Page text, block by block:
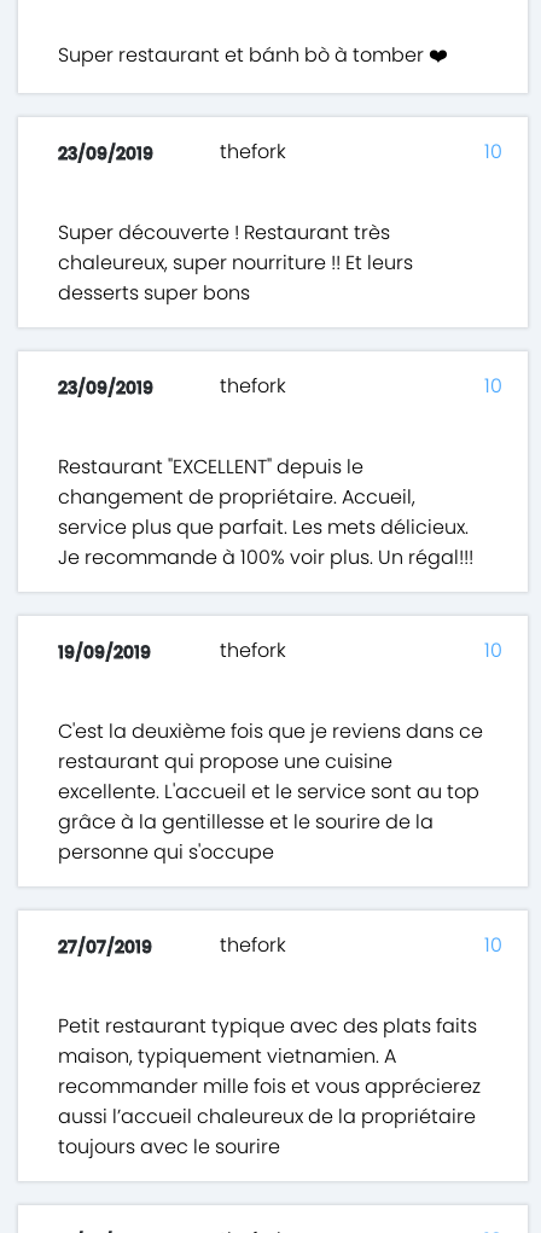
Super restaurant et bánh bò à tomber ❤️
23/09/2019 thefork
Super découverte ! Restaurant très
chaleureux, super nourriture !! Et leurs
desserts super bons
10
23/09/2019 thefork
Restaurant "EXCELLENT" depuis le
changement de propriétaire. Accueil,
service plus que parfait. Les mets délicieux.
Je recommande à 100% voir plus. Un régal!!!
10
19/09/2019 thefork
C'est la deuxième fois que je reviens dans ce
restaurant qui propose une cuisine
excellente. L'accueil et le service sont au top
grâce à la gentillesse et le sourire de la
personne qui s'occupe
10
27/07/2019 thefork
Petit restaurant typique avec des plats faits
maison, typiquement vietnamien. A
recommander mille fois et vous apprécierez
aussi l’accueil chaleureux de la propriétaire
toujours avec le sourire
10